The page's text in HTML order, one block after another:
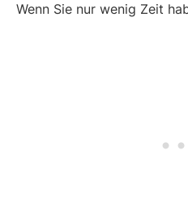
Wenn Sie nur wenig Zeit